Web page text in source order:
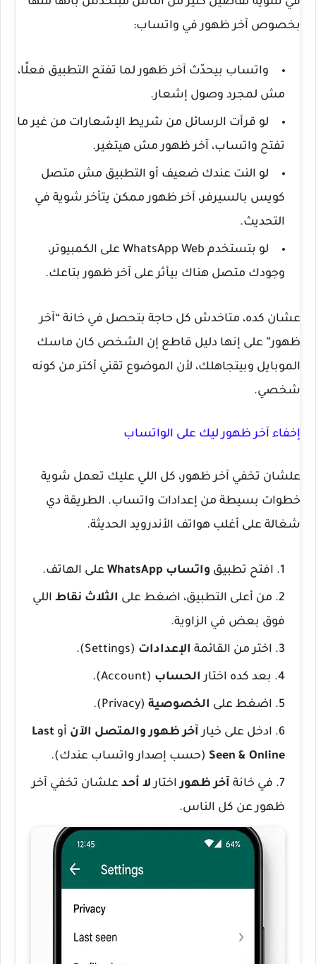
بخصوص آخر ظهور في واتساب:
واتساب بيحدّث آخر ظهور لما تفتح التطبيق فعلًا،
مش لمجرد وصول إشعار.
لو قرأت الرسائل من شريط الإشعارات من غير ما
تفتح واتساب، آخر ظهور مش هيتغير.
لو النت عندك ضعيف أو التطبيق مش متصل
كويس بالسيرفر، آخر ظهور ممكن يتأخر شوية في
التحديث.
لو بتستخدم WhatsApp Web على الكمبيوتر،
وجودك متصل هناك بيأثر على آخر ظهور بتاعك.
عشان كده، متاخدش كل حاجة بتحصل في خانة “آخر
ظهور” على إنها دليل قاطع إن الشخص كان ماسك
الموبايل وبيتجاهلك، لأن الموضوع تقني أكتر من كونه
شخصي.
إخفاء آخر ظهور ليك على الواتساب
علشان تخفي آخر ظهور، كل اللي عليك تعمل شوية
خطوات بسيطة من إعدادات واتساب. الطريقة دي
شغالة على أغلب هواتف الأندرويد الحديثة.
افتح تطبيق واتساب WhatsApp على الهاتف.
من أعلى التطبيق، اضغط على الثلاث نقاط اللي
فوق بعض في الزاوية.
اختر من القائمة الإعدادات (Settings)
.
بعد كده اختار الحساب (Account)
.
اضغط على الخصوصية (Privacy)
.
ادخل على خيار آخر ظهور والمتصل الآن أو Last
Seen & Online (حسب إصدار واتساب عندك).
في خانة آخر ظهوراختارلا أحد علشان تخفي آخر
ظهور عن كل الناس.